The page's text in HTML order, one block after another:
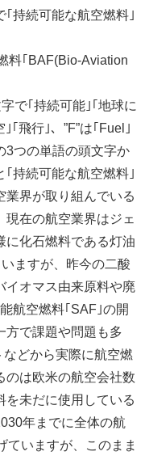
｢持続可能な航空燃料｣
料｢BAF(Bio-Aviation
で｢持続可能｣｢地球に
｢飛行｣、”F”は｢Fuel｣
3つの単語の頭文字か
｢持続可能な航空燃料｣
業界が取り組んでいる
現在の航空業界はジェ
に化石燃料である灯油
ますが、昨今の二酸
イオマス由来原料や廃
航空燃料｢SAF｣の開
方で課題や問題も多
などから実際に航空燃
のは欧米の航空会社数
を未だに使用している
年までに全体の航
ていますが、このまま